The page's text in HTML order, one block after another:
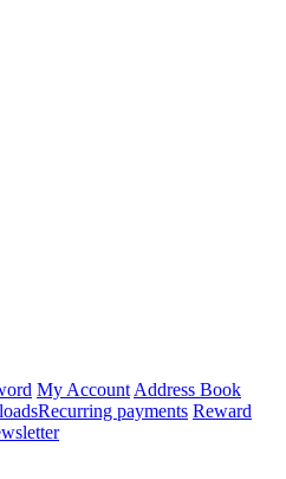
My Account Address Book
Recurring payments Reward